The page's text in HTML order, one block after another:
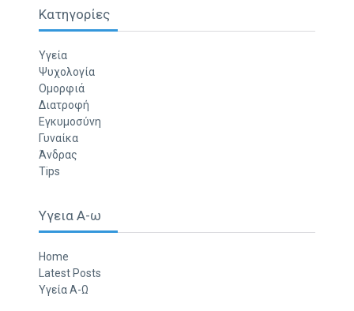
Κατηγορίες
Υγεία
Ψυχολογία
Ομορφιά
Διατροφή
Εγκυμοσύνη
Γυναίκα
Άνδρας
Tips
Υγεια Α-ω
Home
Latest Posts
Υγεία Α-Ω